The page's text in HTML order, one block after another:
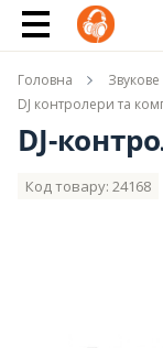
Ім'я
Головна
DJ контролери та
DJ-
Код товару: 24168